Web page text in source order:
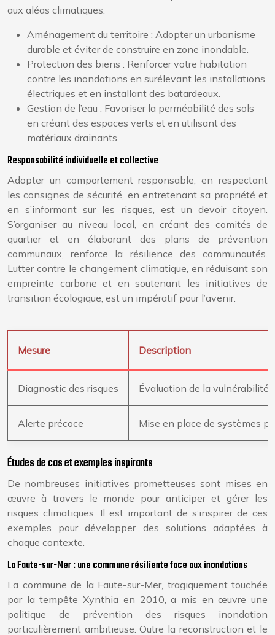
aux aléas climatiques.
Aménagement du territoire : Adopter un urbanisme
durable et éviter de construire en zone inondable.
Protection des biens : Renforcer votre habitation
contre les inondations en surélevant les installations
électriques et en installant des batardeaux.
Gestion de l’eau : Favoriser la perméabilité des sols
en créant des espaces verts et en utilisant des
matériaux drainants.
Responsabilité individuelle et collective
Adopter un comportement responsable, en respectant
les consignes de sécurité, en entretenant sa propriété et
en s’informant sur les risques, est un devoir citoyen.
S’organiser au niveau local, en créant des comités de
quartier et en élaborant des plans de prévention
communaux, renforce la résilience des communautés.
Lutter contre le changement climatique, en réduisant son
empreinte carbone et en soutenant les initiatives de
transition écologique, est un impératif pour l’avenir.
Mesure Description
Diagnostic des risques Évaluation de la vulnérabilité
Alerte précoce Mise en place de systèmes
Études de cas et exemples inspirants
De nombreuses initiatives prometteuses sont mises en
œuvre à travers le monde pour anticiper et gérer les
risques climatiques. Il est important de s’inspirer de ces
exemples pour développer des solutions adaptées à
chaque contexte.
La Faute-sur-Mer : une commune résiliente face aux inondations
La commune de la Faute-sur-Mer, tragiquement touchée
par la tempête Xynthia en 2010, a mis en œuvre une
politique de prévention des risques inondation
particulièrement ambitieuse. Outre la reconstruction et le